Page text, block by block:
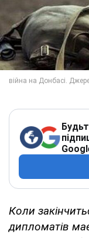
Коли
дипломатів